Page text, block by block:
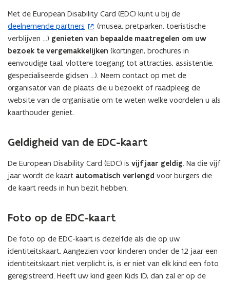
Met de European Disability Card (EDC) kunt u bij de
deelnemende partners
(
o
p
e
n
t
i
n
u
w
v
s
t
e
r
)
(musea, pretparken, toeristische
verblijven …) genieten van bepaalde maatregelen om uw
bezoek te vergemakkelijken (kortingen, brochures in
eenvoudige taal, vlottere toegang tot attracties, assistentie,
gespecialiseerde gidsen ...). Neem contact op met de
organisator van de plaats die u bezoekt of raadpleeg de
website van de organisatie om te weten welke voordelen u als
kaarthouder geniet.
Geldigheid van de EDC-kaart
De European Disability Card (EDC) is vijf jaar geldig. Na die vijf
jaar wordt de kaart automatisch verlengd voor burgers die
de kaart reeds in hun bezit hebben.
Foto op de EDC-kaart
De foto op de EDC-kaart is dezelfde als die op uw
identiteitskaart. Aangezien voor kinderen onder de 12 jaar een
identiteitskaart niet verplicht is, is er niet van elk kind een foto
geregistreerd. Heeft uw kind geen Kids ID, dan zal er op de